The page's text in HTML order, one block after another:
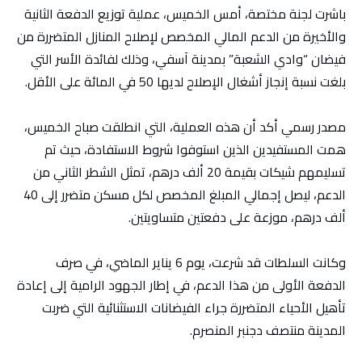
باشرت لجنة مختصة، أمس الخميس، عملية توزيع الدفعة الثانية
والأخيرة من الدعم المالي المخصص لإصلاح المنازل المتضررة من
فيضان “وادي الشعبة” بمدينة آسفي، وذلك لفائدة الأسر التي
بلغت نسبة إنجاز أشغال الإصلاح لديها 50 في المائة على الأقل.
مصدر رسمي أكد أن هذه العملية، التي انطلقت صباح الخميس،
همت المستفيدين الذين استوفوا شروط الاستفادة، حيث تم
تسليمهم شيكات بقيمة 20 ألف درهم، تمثل الشطر الثاني من
الدعم، ليصل إجمالي المبلغ المخصص لكل مسكن متضرر إلى 40
ألف درهم، موزعة على دفعتين متساويتين.
وكانت السلطات قد شرعت، يوم 6 يناير الماضي، في صرف
الدفعة الأولى من هذا الدعم، في إطار الجهود الرامية إلى إعادة
تأهيل الأحياء المتضررة جراء الفيضانات الاستثنائية التي ضربت
المدينة منتصف دجنبر المنصرم.